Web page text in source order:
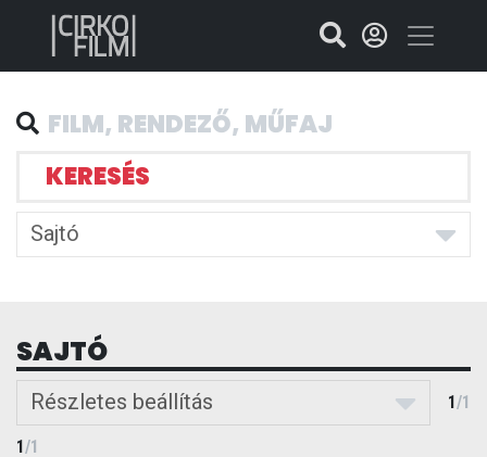
KERESÉS
Sajtó
SAJTÓ
Részletes beállítás 1/1
1/1